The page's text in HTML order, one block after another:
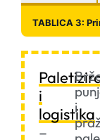
TABLICA 3:
i
logistika
–
i